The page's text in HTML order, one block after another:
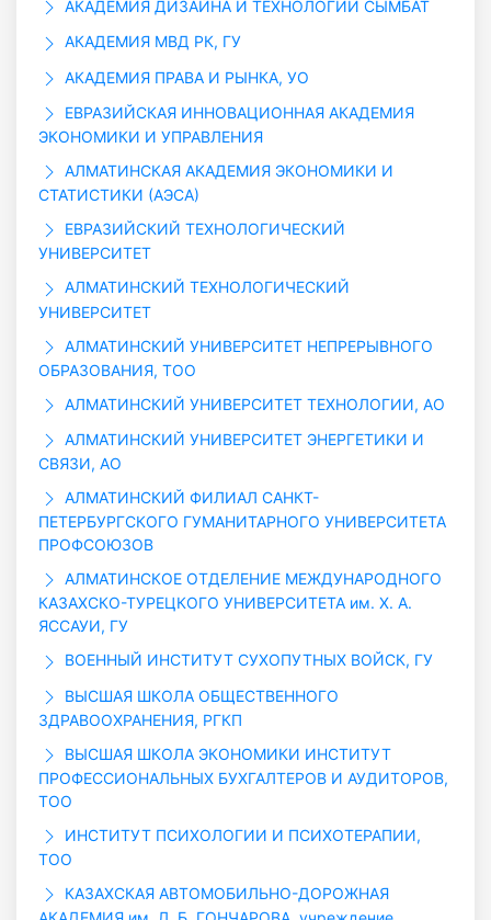
АКАДЕМИЯ ДИЗАЙНА И ТЕХНОЛОГИИ СЫМБАТ
АКАДЕМИЯ МВД РК, ГУ
АКАДЕМИЯ ПРАВА И РЫНКА, УО
ЕВРАЗИЙСКАЯ ИННОВАЦИОННАЯ АКАДЕМИЯ
ЭКОНОМИКИ И УПРАВЛЕНИЯ
АЛМАТИНСКАЯ АКАДЕМИЯ ЭКОНОМИКИ И
СТАТИСТИКИ (АЭСА)
ЕВРАЗИЙСКИЙ ТЕХНОЛОГИЧЕСКИЙ
УНИВЕРСИТЕТ
АЛМАТИНСКИЙ ТЕХНОЛОГИЧЕСКИЙ
УНИВЕРСИТЕТ
АЛМАТИНСКИЙ УНИВЕРСИТЕТ НЕПРЕРЫВНОГО
ОБРАЗОВАНИЯ, ТОО
АЛМАТИНСКИЙ УНИВЕРСИТЕТ ТЕХНОЛОГИИ, АО
АЛМАТИНСКИЙ УНИВЕРСИТЕТ ЭНЕРГЕТИКИ И
СВЯЗИ, АО
АЛМАТИНСКИЙ ФИЛИАЛ САНКТ-
ПЕТЕРБУРГСКОГО ГУМАНИТАРНОГО УНИВЕРСИТЕТА
ПРОФСОЮЗОВ
АЛМАТИНСКОЕ ОТДЕЛЕНИЕ МЕЖДУНАРОДНОГО
КАЗАХСКО-ТУРЕЦКОГО УНИВЕРСИТЕТА им. Х. А.
ЯССАУИ, ГУ
ВОЕННЫЙ ИНСТИТУТ СУХОПУТНЫХ ВОЙСК, ГУ
ВЫСШАЯ ШКОЛА ОБЩЕСТВЕННОГО
ЗДРАВООХРАНЕНИЯ, РГКП
ВЫСШАЯ ШКОЛА ЭКОНОМИКИ ИНСТИТУТ
ПРОФЕССИОНАЛЬНЫХ БУХГАЛТЕРОВ И АУДИТОРОВ,
ТОО
ИНСТИТУТ ПСИХОЛОГИИ И ПСИХОТЕРАПИИ,
ТОО
КАЗАХСКАЯ АВТОМОБИЛЬНО-ДОРОЖНАЯ